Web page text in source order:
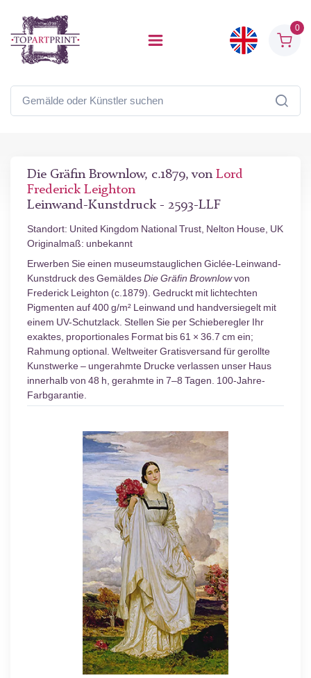
0
Die Gräfin Brownlow, c.1879, von Lord
Frederick Leighton
Leinwand-Kunstdruck - 2593-LLF
Standort: United Kingdom National Trust, Nelton House, UK
Originalmaß: unbekannt
Erwerben Sie einen museumstauglichen Giclée-Leinwand-
Kunstdruck des GemäldesDie Gräfin Brownlowvon
Frederick Leighton (c.1879). Gedruckt mit lichtechten
Pigmenten auf 400 g/m² Leinwand und handversiegelt mit
einem UV-Schutzlack. Stellen Sie per Schieberegler Ihr
exaktes, proportionales Format bis 61 × 36.7 cm ein;
Rahmung optional. Weltweiter Gratisversand für gerollte
Kunstwerke – ungerahmte Drucke verlassen unser Haus
innerhalb von 48 h, gerahmte in 7–8 Tagen. 100-Jahre-
Farbgarantie.